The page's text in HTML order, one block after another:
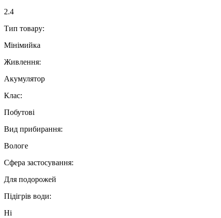
2.4
Тип товару:
Мінімийка
Живлення:
Акумулятор
Клас:
Побутові
Вид прибирання:
Вологе
Сфера застосування:
Для подорожей
Підігрів води:
Ні